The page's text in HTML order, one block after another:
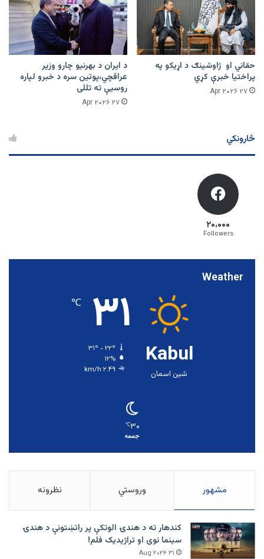
حقاني او ژاوشینګ د اړیکو په
پراختیا خبرې کړي
۲۷ Apr ۲۰۲۶
د ایران د بهرنیو چارو وزیر
عراقچي،پوتین سره د خبرو لپاره
روسیې ته تللی
۲۷ Apr ۲۰۲۶
څارونکي
۲۰،۰۰۰
Followers
Weather
Kabul
شین اسمان
۳۱ ℃
۱۲%
۲.۴۹ km/h
۳۰℃
جمعه
مشهور وروستي نظرونه
کندهار ته د هندۍ الوتکې پر راتښتونې د هندۍ
سینما نوی او تراژيديک فلم!
۳۱ Aug ۲۰۲۴